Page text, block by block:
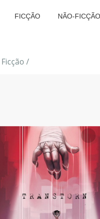
FICÇÃO NÃO-
Ficção /
FAVORITO